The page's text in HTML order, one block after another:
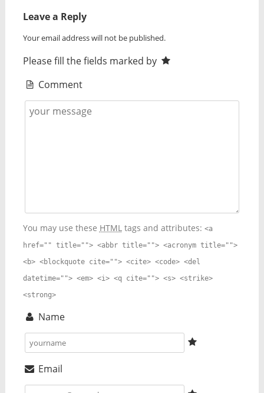
Leave a Reply
Your email address will not be published.
Please fill the fields marked by
Comment
You may use these HTMLtags and attributes: <a
href="" title=""> <abbr title=""> <acronym title="">
<b> <blockquote cite=""> <cite> <code> <del
datetime=""> <em> <i> <q cite=""> <s> <strike>
<strong>
Name
Email